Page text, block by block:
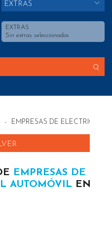
EXTRAS
EXTRAS
Sin extras seleccionados
- EMPRESAS DE
EMPRESAS DE
AUTOMÓVIL EN